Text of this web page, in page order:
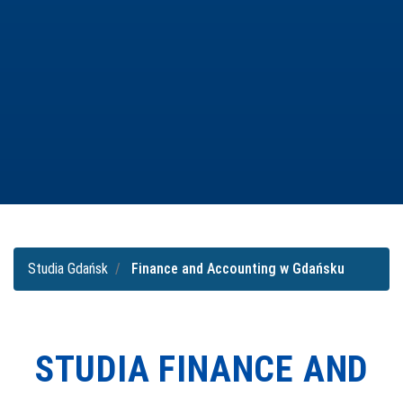
Studia Gdańsk Finance and Accounting w Gdańsku
STUDIA FINANCE AND